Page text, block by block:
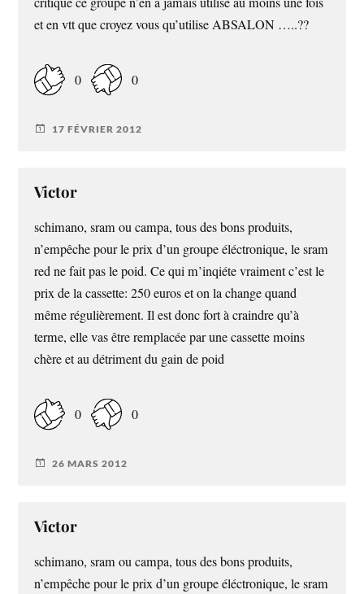
et en vtt que croyez vous qu’utilise ABSALON …..??
0 0
17 FÉVRIER 2012
Victor
schimano, sram ou campa, tous des bons produits,
n’empêche pour le prix d’un groupe éléctronique, le sram
red ne fait pas le poid. Ce qui m’inqiéte vraiment c’est le
prix de la cassette: 250 euros et on la change quand
même régulièrement. Il est donc fort à craindre qu’à
terme, elle vas être remplacée par une cassette moins
chère et au détriment du gain de poid
0 0
26 MARS 2012
Victor
schimano, sram ou campa, tous des bons produits,
n’empêche pour le prix d’un groupe éléctronique, le sram